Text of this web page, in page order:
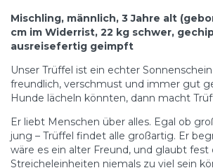
Mischling, männlich, 3 Jahre alt
cm im Widerrist, 22 kg schwer,
ausreisefertig geimpft
Unser Trüffel ist ein echter
freundlich, verschmust und immer gut
Hunde lächeln könnten, dann macht
Er liebt Menschen über alles. Egal ob
jung – Trüffel findet alle großartig. Er
wäre es ein alter Freund, und glaubt fest
Streicheleinheiten niemals zu viel sein